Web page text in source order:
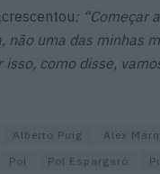
: “Começar
não uma das minhas
isso, como disse,
Alberto Puig Alex
Pol Pol Espargaró